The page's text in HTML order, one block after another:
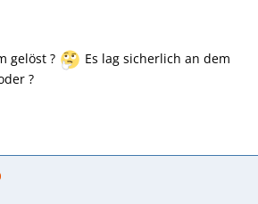
gelöst ?
Es lag sicherlich an dem
?